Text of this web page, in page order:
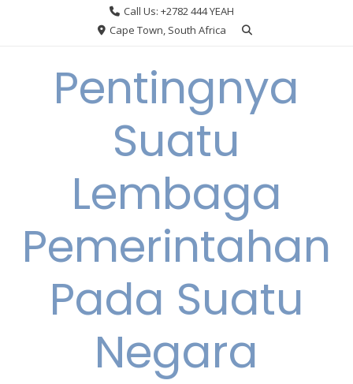
Call Us: +2782 444 YEAH
Cape Town, South Africa
Pentingnya
Suatu
Lembaga
Pemerintahan
Pada Suatu
Negara